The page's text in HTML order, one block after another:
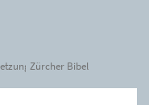
Zürcher Bibel